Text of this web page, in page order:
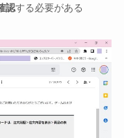
認する必要がある